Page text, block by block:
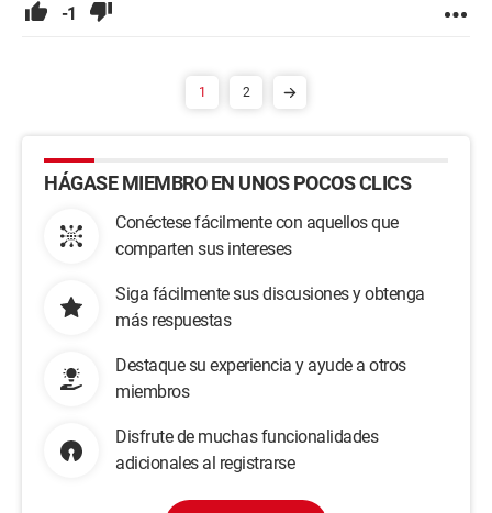
-1
1 2
HÁGASE MIEMBRO EN UNOS POCOS CLICS
Conéctese fácilmente con aquellos que
comparten sus intereses
Siga fácilmente sus discusiones y obtenga
más respuestas
Destaque su experiencia y ayude a otros
miembros
Disfrute de muchas funcionalidades
adicionales al registrarse